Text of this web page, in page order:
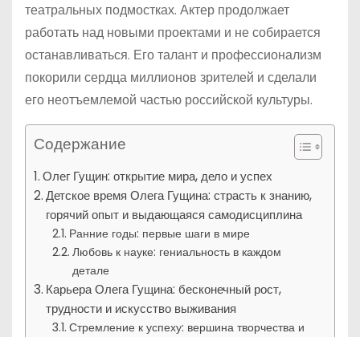
театральных подмостках. Актер продолжает
работать над новыми проектами и не собирается
останавливаться. Его талант и профессионализм
покорили сердца миллионов зрителей и сделали
его неотъемлемой частью российской культуры.
Содержание
Олег Гущин: открытие мира, дело и успех
Детское время Олега Гущина: страсть к знанию,
горячий опыт и выдающаяся самодисциплина
Ранние годы: первые шаги в мире
Любовь к науке: гениальность в каждом
детале
Карьера Олега Гущина: бесконечный рост,
трудности и искусство выживания
Стремление к успеху: вершина творчества и